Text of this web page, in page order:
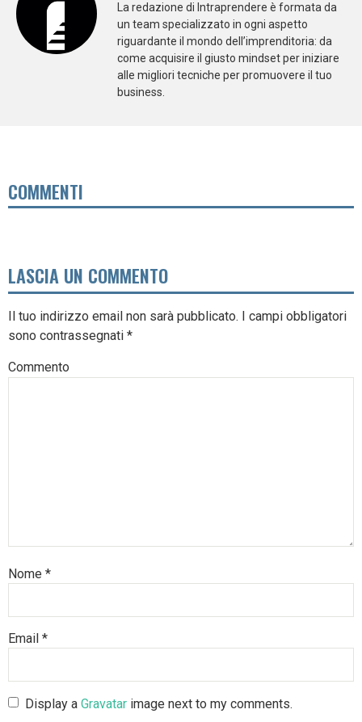
La redazione di Intraprendere è formata da
un team specializzato in ogni aspetto
riguardante il mondo dell’imprenditoria: da
come acquisire il giusto mindset per iniziare
alle migliori tecniche per promuovere il tuo
business.
COMMENTI
LASCIA UN COMMENTO
Il tuo indirizzo email non sarà pubblicato. I campi obbligatori
sono contrassegnati *
Commento
Nome *
Email *
Display aGravatar image next to my comments.